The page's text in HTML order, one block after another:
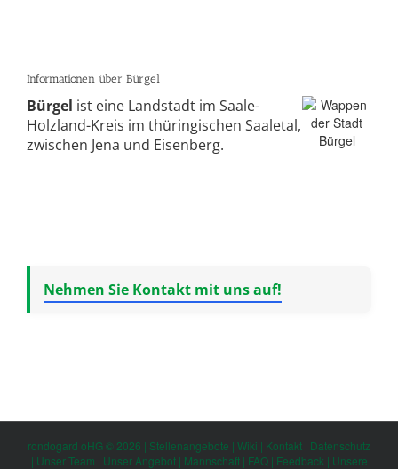
Informationen über Bürgel
Bürgel ist eine Landstadt im Saale-
Holzland-Kreis im thüringischen Saaletal,
zwischen Jena und Eisenberg.
Nehmen Sie Kontakt mit uns auf!
rondogard oHG © 2026 | Stellenangebote | Wiki | Kontakt | Datenschutz
| Unser Team | Unser Angebot| Mannschaft| FAQ| Feedback | Unsere